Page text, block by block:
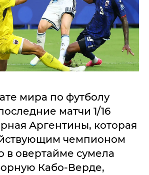
мира по футболу
матчи 1/16
Аргентины, которая
чемпионом
в овертайме сумела
Кабо-Верде,